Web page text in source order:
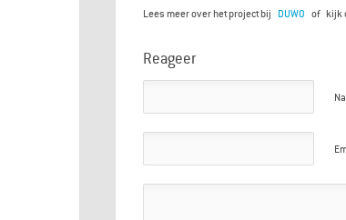
Lees meer over het project bij DUWO of kijk
Reageer